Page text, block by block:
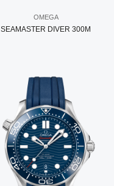
OMEGA
SEAMASTER DIVER 300M